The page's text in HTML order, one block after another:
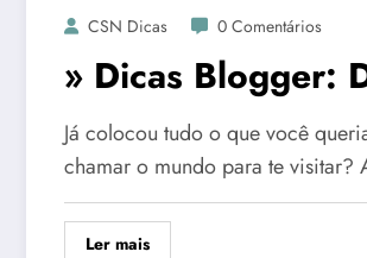
CSN Dicas 0 Comentários
» Dicas Blogger:
Já colocou tudo o que você
chamar o mundo para te
Ler mais